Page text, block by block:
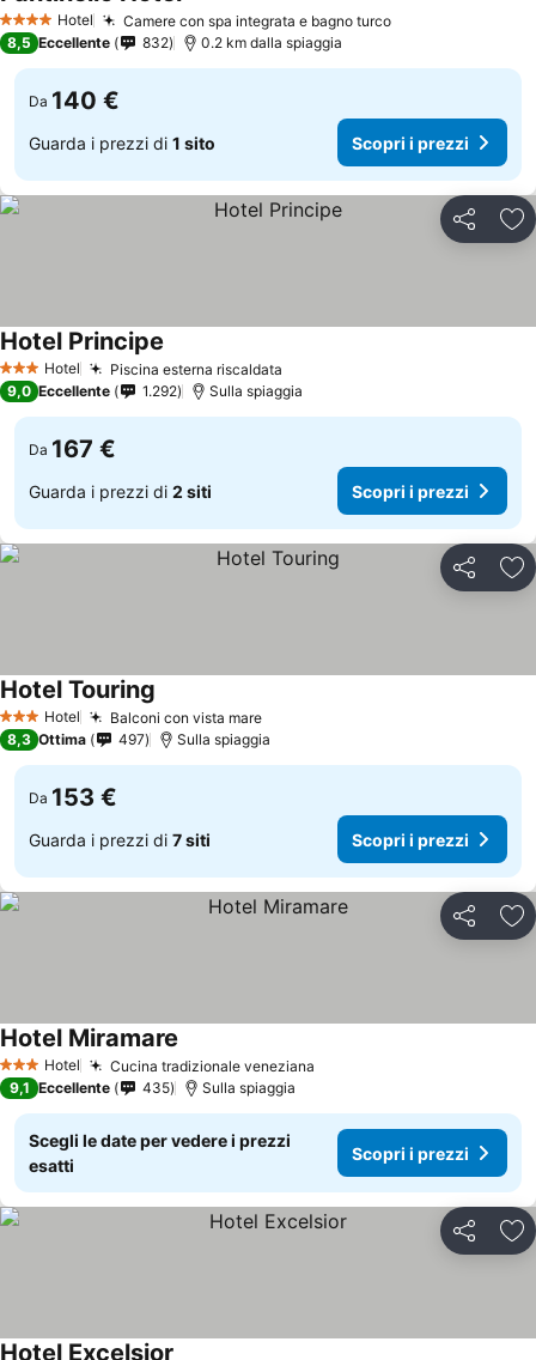
4 Stelle Hotel Camere con spa integrata e bagno turco
8,5 Eccellente 832 0.2 km dalla spiaggia
Da 140 €
Guarda i prezzi di 1 sito Scopri i prezzi
Condividi
3 StelleHotel Piscina esterna riscaldata
Hotel Principe
9,0 Eccellente 1.292 Sulla spiaggia
Da 167 €
Guarda i prezzi di 2 siti Scopri i prezzi
Condividi
3 StelleHotel Balconi con vista mare
Hotel Touring
8,3 Ottima 497 Sulla spiaggia
Da 153 €
Guarda i prezzi di 7 siti Scopri i prezzi
Condividi
3 StelleHotel Cucina tradizionale veneziana
Hotel Miramare
9,1 Eccellente 435 Sulla spiaggia
Scegli le date per vedere i prezzi
esatti
Scopri i prezzi
Condividi
Hotel Excelsior